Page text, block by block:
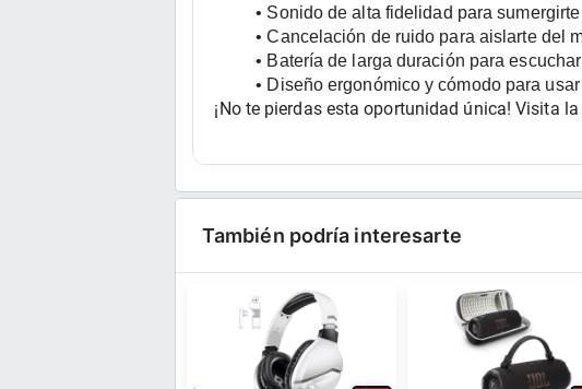
Sonido de alta fidelidad para
Cancelación de ruido para aislarte del
Batería de larga duración para
Diseño ergonómico y cómodo para
¡No te pierdas esta oportunidad única! Visita
También podría interesarte